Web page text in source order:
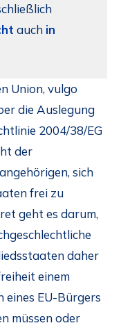
auch in
Union, vulgo
die Auslegung
2004/38/EG
der
sich
frei zu
geht es darum,
daher
einem
eines EU-Bürgers
müssen oder